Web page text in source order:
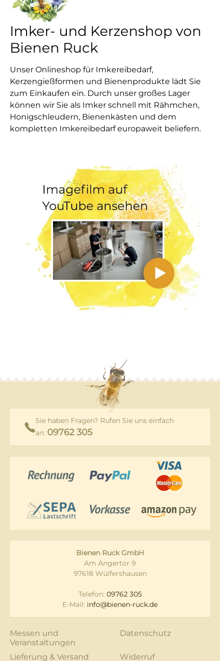
Imker- und Kerzenshop von
Bienen Ruck
Unser Onlineshop für Imkereibedarf,
Kerzengießformen und Bienenprodukte lädt Sie
zum Einkaufen ein. Durch unser großes Lager
können wir Sie als Imker schnell mit Rähmchen,
Honigschleudern, Bienenkästen und dem
kompletten Imkereibedarf europaweit beliefern.
Sie haben Fragen? Rufen Sie uns einfach
an: 09762 305
Bienen Ruck GmbH
Am Angertor 9
97618 Wülfershausen
Telefon: 09762 305
E-Mail: info@bienen-ruck.de
Messen und
Veranstaltungen
Datenschutz
Lieferung & Versand Widerruf